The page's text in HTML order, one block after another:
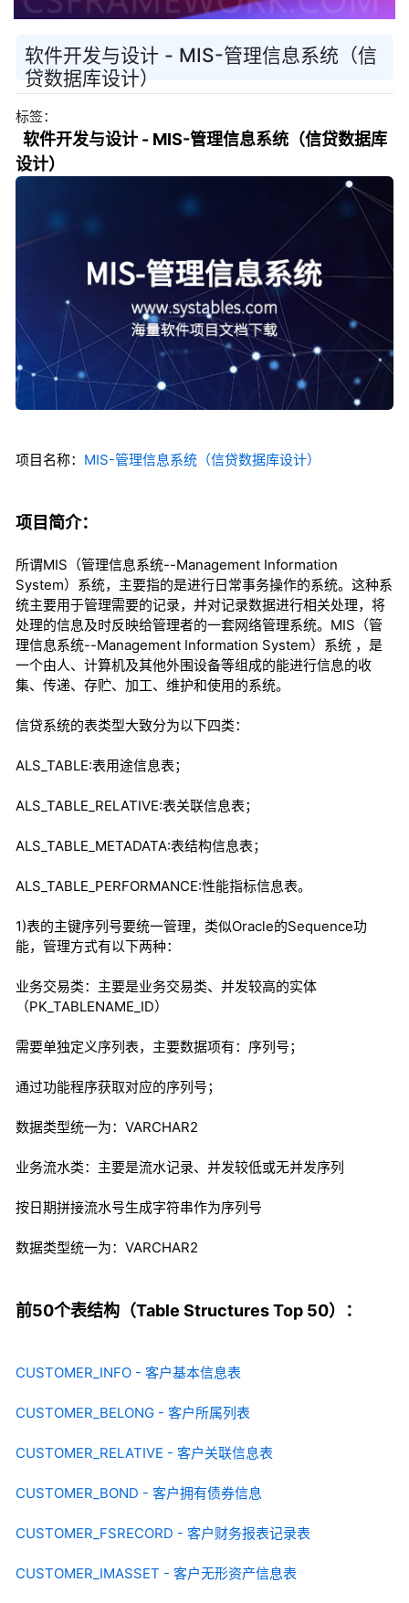
软件开发与设计 - MIS-管理信息系统（信
贷数据库设计）
标签：
软件开发与设计 - MIS-管理信息系统（信贷数据库
设计）
项目名称： MIS-管理信息系统（信贷数据库设计）
项目简介：
所谓MIS（管理信息系统--Management Information
System）系统，主要指的是进行日常事务操作的系统。这种系
统主要用于管理需要的记录，并对记录数据进行相关处理，将
处理的信息及时反映给管理者的一套网络管理系统。MIS（管
理信息系统--Management Information System）系统 ，是
一个由人、计算机及其他外围设备等组成的能进行信息的收
集、传递、存贮、加工、维护和使用的系统。
信贷系统的表类型大致分为以下四类：
ALS_TABLE:表用途信息表；
ALS_TABLE_RELATIVE:表关联信息表；
ALS_TABLE_METADATA:表结构信息表；
ALS_TABLE_PERFORMANCE:性能指标信息表。
1)表的主键序列号要统一管理，类似Oracle的Sequence功
能，管理方式有以下两种：
业务交易类：主要是业务交易类、并发较高的实体
（PK_TABLENAME_ID）
需要单独定义序列表，主要数据项有：序列号；
通过功能程序获取对应的序列号；
数据类型统一为：VARCHAR2
业务流水类：主要是流水记录、并发较低或无并发序列
按日期拼接流水号生成字符串作为序列号
数据类型统一为：VARCHAR2
前50个表结构（Table Structures Top 50）：
CUSTOMER_INFO - 客户基本信息表
CUSTOMER_BELONG - 客户所属列表
CUSTOMER_RELATIVE - 客户关联信息表
CUSTOMER_BOND - 客户拥有债券信息
CUSTOMER_FSRECORD - 客户财务报表记录表
CUSTOMER_IMASSET - 客户无形资产信息表